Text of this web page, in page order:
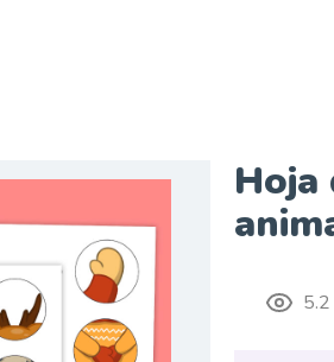
Hoja
5.2